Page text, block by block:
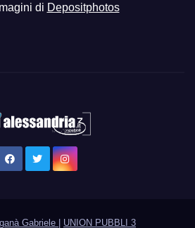
di Depositphotos
Gabriele UNION PUBBLI 3